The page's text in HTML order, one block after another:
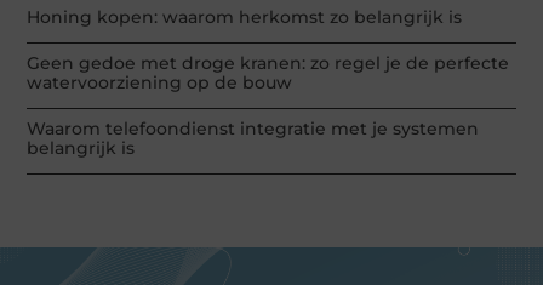
Honing kopen: waarom herkomst zo belangrijk is
Geen gedoe met droge kranen: zo regel je de perfecte
watervoorziening op de bouw
Waarom telefoondienst integratie met je systemen
belangrijk is